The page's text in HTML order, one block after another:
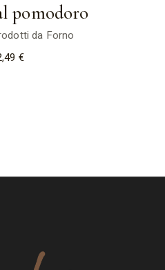
pomodoro
da Forno
€